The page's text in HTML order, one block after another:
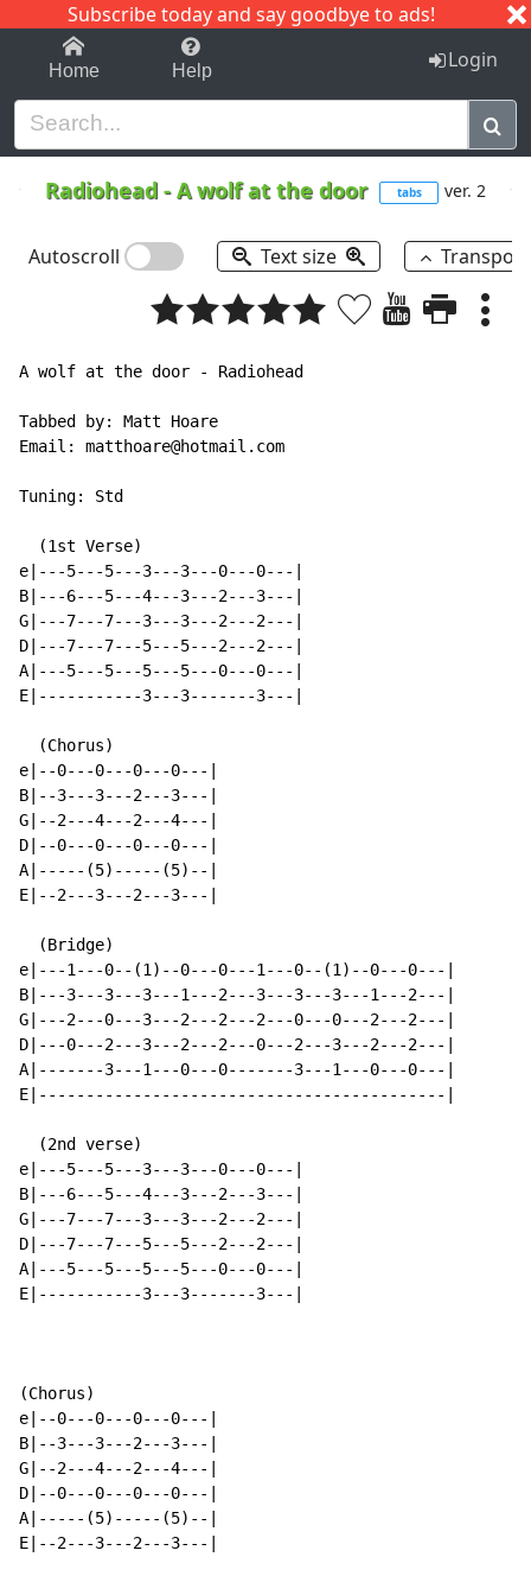
Subscribe today and say goodbye to ads!
1-9 C I J
Home Help Login
Radiohead -A wolf at the door tabs ver. 2
Autoscroll Text size
A wolf at the door - Radiohead
Tabbed by: Matt Hoare
Email: matthoare@hotmail.com
Tuning: Std
  (1st Verse)
e|---5---5---3---3---0---0---|
B|---6---5---4---3---2---3---|
G|---7---7---3---3---2---2---|
D|---7---7---5---5---2---2---|
A|---5---5---5---5---0---0---|
E|-----------3---3-------3---|
  (Chorus)
e|--0---0---0---0---|
B|--3---3---2---3---|
G|--2---4---2---4---|
D|--0---0---0---0---|
A|-----(5)-----(5)--|
E|--2---3---2---3---|
  (Bridge)
e|---1---0--(1)--0---0---1---0--(1)--0---0---|
B|---3---3---3---1---2---3---3---3---1---2---|
G|---2---0---3---2---2---2---0---0---2---2---|
D|---0---2---3---2---2---0---2---3---2---2---|
A|-------3---1---0---0-------3---1---0---0---|
E|-------------------------------------------|
  (2nd verse)
e|---5---5---3---3---0---0---|
B|---6---5---4---3---2---3---|
G|---7---7---3---3---2---2---|
D|---7---7---5---5---2---2---|
A|---5---5---5---5---0---0---|
E|-----------3---3-------3---|
(Chorus)
e|--0---0---0---0---|
B|--3---3---2---3---|
G|--2---4---2---4---|
D|--0---0---0---0---|
A|-----(5)-----(5)--|
E|--2---3---2---3---|